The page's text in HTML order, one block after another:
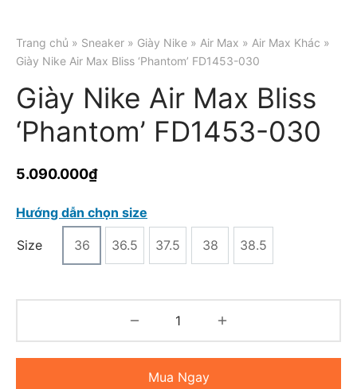
Trang chủ » Sneaker » Giày Nike » Air Max » Air Max Khác »
Giày Nike Air Max Bliss ‘Phantom’ FD1453-030
Giày Nike Air Max Bliss
‘Phantom’ FD1453-030
5.090.000₫
Hướng dẫn chọn size
Size 36 36.5 37.5 38 38.5
Mua Ngay